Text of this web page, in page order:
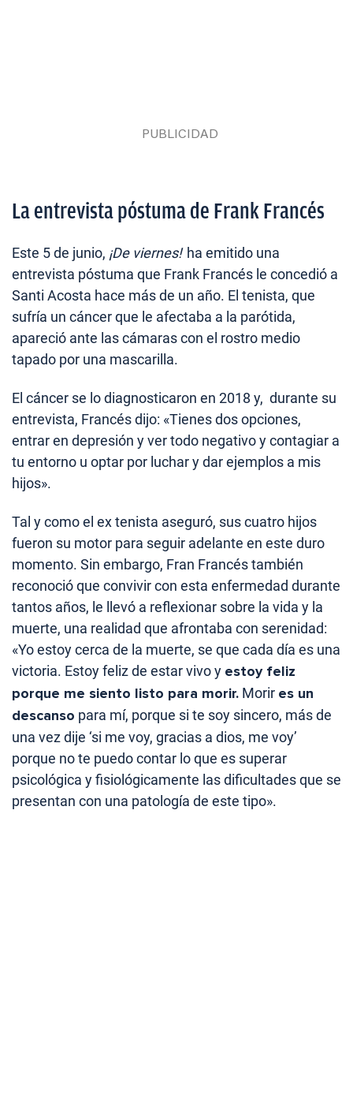
La entrevista póstuma de Frank Francés
Este 5 de junio, ¡De viernes!ha emitido una
entrevista póstuma que Frank Francés le concedió a
Santi Acosta hace más de un año. El tenista, que
sufría un cáncer que le afectaba a la parótida,
apareció ante las cámaras con el rostro medio
tapado por una mascarilla.
El cáncer se lo diagnosticaron en 2018 y, durante su
entrevista, Francés dijo: «Tienes dos opciones,
entrar en depresión y ver todo negativo y contagiar a
tu entorno u optar por luchar y dar ejemplos a mis
hijos».
Tal y como el ex tenista aseguró, sus cuatro hijos
fueron su motor para seguir adelante en este duro
momento. Sin embargo, Fran Francés también
reconoció que convivir con esta enfermedad durante
tantos años, le llevó a reflexionar sobre la vida y la
muerte, una realidad que afrontaba con serenidad:
«Yo estoy cerca de la muerte, se que cada día es una
victoria. Estoy feliz de estar vivo y estoy feliz
porque me siento listo para morir. Morir es un
descanso para mí, porque si te soy sincero, más de
una vez dije ‘si me voy, gracias a dios, me voy’
porque no te puedo contar lo que es superar
psicológica y fisiológicamente las dificultades que se
presentan con una patología de este tipo».